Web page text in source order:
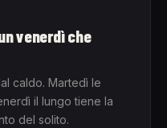
venerdì che
caldo. Martedì le
il lungo tiene la
del solito.